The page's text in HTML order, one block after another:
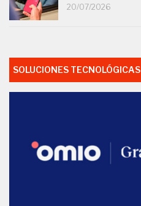
20/07/2026
SOLUCIONES TECNOLÓGICAS